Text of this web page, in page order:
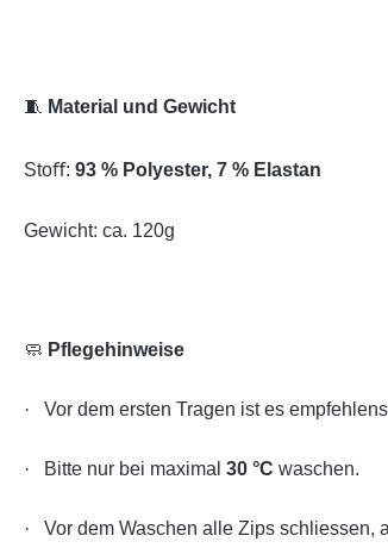
🧵 Material und Gewicht
Stoﬀ: 93 % Polyester, 7 % Elastan
Gewicht: ca. 120g
🧼 Pflegehinweise
· Vor dem ersten Tragen ist es
· Bitte nur bei maximal 30 °C waschen.
· Vor dem Waschen alle Zips schliessen,